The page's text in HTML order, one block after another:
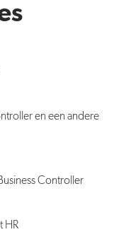
en een andere
Controller
HR